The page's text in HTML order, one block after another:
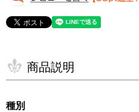
商品説明
種別